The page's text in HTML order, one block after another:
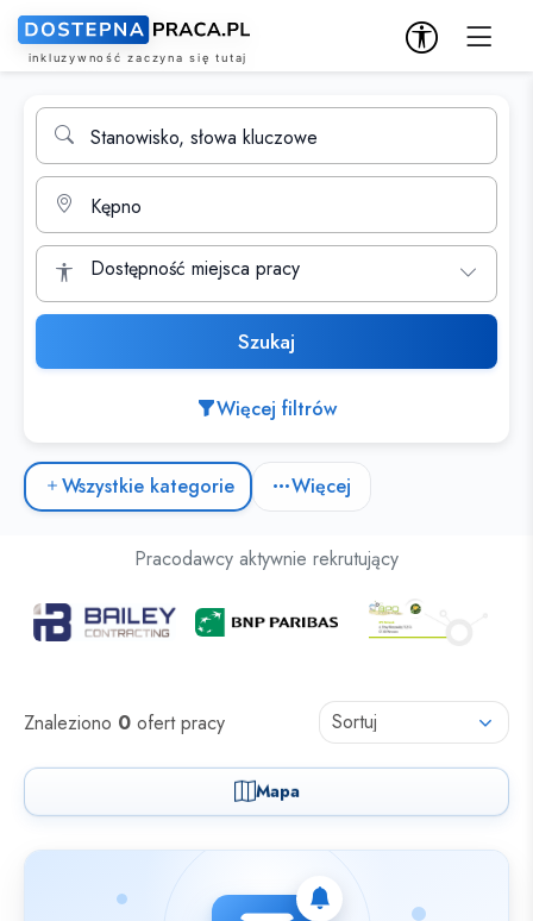
Wyszukiwarka ofert pracy
Stanowisko, słowa kluczowe
Miasto
Dostępność miejsca pracy
Szukaj
Więcej filtrów
Wszystkie kategorie
Więcej
Oferty pracy dla osób z niepełnosprawnościami
Pracodawcy aktywnie rekrutujący
Oferty pracy
Znaleziono 0 ofert pracy Sortuj
Mapa
Nie znaleziono ofert spełniających wybrane kryteria.